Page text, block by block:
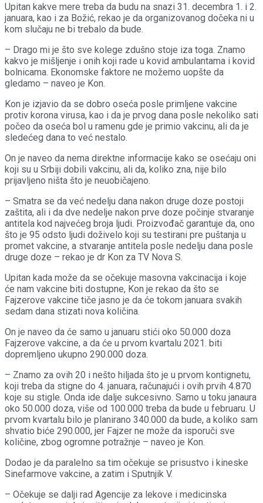
Upitan kakve mere treba da budu na snazi 31. decembra 1. i 2.
januara, kao i za Božić, rekao je da organizovanog dočeka ni u
kom slučaju ne bi trebalo da bude.
– Drago mi je što sve kolege zdušno stoje iza toga. Znamo
kakvo je mišljenje i onih koji rade u kovid ambulantama i kovid
bolnicama. Ekonomske faktore ne možemo uopšte da
gledamo – naveo je Kon.
Kon je izjavio da se dobro oseća posle primljene vakcine
protiv korona virusa, kao i da je prvog dana posle nekoliko sati
počeo da oseća bol u ramenu gde je primio vakcinu, ali da je
sledećeg dana to već nestalo.
On je naveo da nema direktne informacije kako se osećaju oni
koji su u Srbiji dobili vakcinu, ali da, koliko zna, nije bilo
prijavljeno ništa što je neuobičajeno.
– Smatra se da već nedelju dana nakon druge doze postoji
zaštita, ali i da dve nedelje nakon prve doze počinje stvaranje
antitela kod najvećeg broja ljudi. Proizvođač garantuje da, ono
što je 95 odsto ljudi doživelo koji su testirani pre puštanja u
promet vakcine, a stvaranje antitela posle nedelju dana posle
druge doze – rekao je dr Kon za TV Nova S.
Upitan kada može da se očekuje masovna vakcinacija i koje
će nam vakcine biti dostupne, Kon je rekao da što se
Fajzerove vakcine tiče jasno je da će tokom januara svakih
sedam dana stizati nova količina.
On je naveo da će samo u januaru stići oko 50.000 doza
Fajzerove vakcine, a da će u prvom kvartalu 2021. biti
dopremljeno ukupno 290.000 doza.
– Znamo za ovih 20 i nešto hiljada što je u prvom kontignetu,
koji treba da stigne do 4. januara, računajući i ovih prvih 4.870
koje su stigle. Onda ide dalje sukcesivno. Samo u toku janaura
oko 50.000 doza, više od 100.000 treba da bude u februaru. U
prvom kvartalu bilo je planirano 340.000 da bude, a koliko sam
shvatio biće 290.000, jer Fajzer ne može da isporuči sve
količine, zbog ogromne potražnje – naveo je Kon.
Dodao je da paralelno sa tim očekuje se prisustvo i kineske
Sinefarmove vakcine, a zatim i Sputnjik V.
– Očekuje se dalji rad Agencije za lekove i medicinska